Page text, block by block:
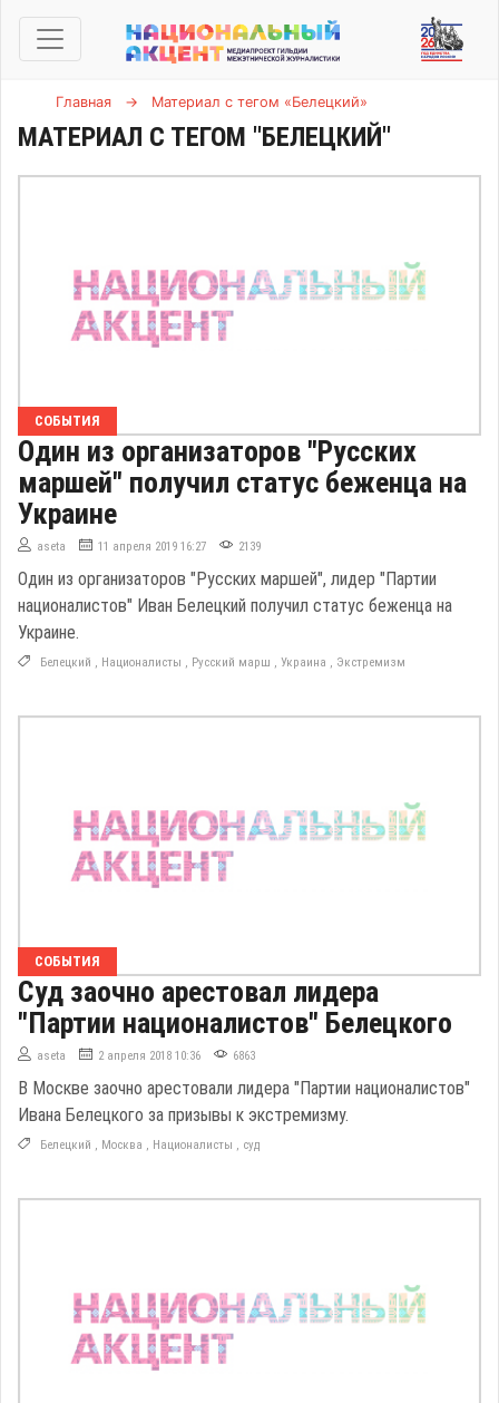
Главная → Материал с тегом «Белецкий»
МАТЕРИАЛ С ТЕГОМ "БЕЛЕЦКИЙ"
СОБЫТИЯ
Один из организаторов "Русских
маршей" получил статус беженца на
Украине
aseta 11 апреля 2019 16:27 2139
Один из организаторов "Русских маршей", лидер "Партии
националистов" Иван Белецкий получил статус беженца на
Украине.
Белецкий , Националисты , Русский марш , Украина , Экстремизм
СОБЫТИЯ
Суд заочно арестовал лидера
"Партии националистов" Белецкого
aseta 2 апреля 2018 10:36 6863
В Москве заочно арестовали лидера "Партии националистов"
Ивана Белецкого за призывы к экстремизму.
Белецкий , Москва , Националисты , суд